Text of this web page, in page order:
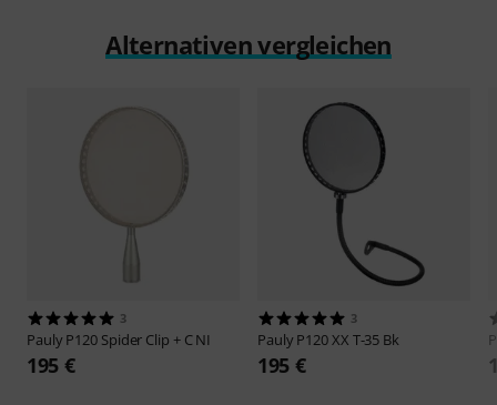
Alternativen vergleichen
3
Pauly P120 Spider Clip + C NI
195 €
3
Pauly P120 XX T-35 Bk
195 €